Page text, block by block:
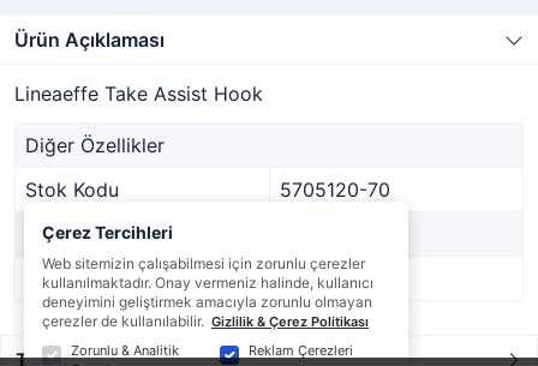
Ürün Açıklaması
Lineaeffe Take Assist Hook
Diğer Özellikler
Stok Kodu
5705120-70
Marka
Stok Durumu
Var
Taksit / Ödeme Seçenekleri
Çerez Tercihleri
Web sitemizin çalışabilmesi için zorunlu çerezler
kullanılmaktadır. Onay vermeniz halinde, kullanıcı
deneyimini geliştirmek amacıyla zorunlu olmayan
çerezler de kullanılabilir. Gizlilik & Çerez Politikası
Zorunlu & Analitik
Reklam Çerezleri